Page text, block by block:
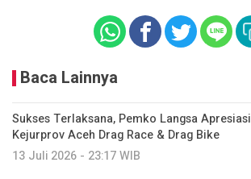
Baca Lainnya
Sukses Terlaksana, Pemko Langsa Apresiasi
Kejurprov Aceh Drag Race & Drag Bike
13 Juli 2026 - 23:17 WIB